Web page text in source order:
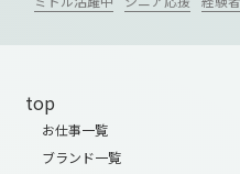
top
お仕事一覧
ブランド一覧